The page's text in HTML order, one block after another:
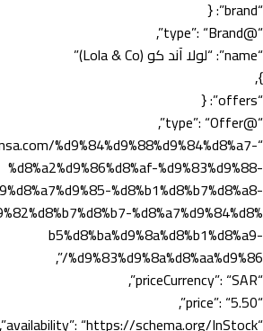
“brand”: {
“@type”: “Brand”,
“name”: “لولا آند كو (Lola & Co)”
},
“offers”: {
“@type”: “Offer”,
%d9%84%d9%88%d9%84%d8%a7-
%d8%a2%d9%86%d8%af-%d9%83%d9%88-
%d8%b1%d8%b7%d8%a8-
%d8%a7%d9%84%d8%
b5%d8%ba%d9%8a%d8%b1%d8%a9-
%d9%83%d9%8a%d8%aa%d9%86/”,
“priceCurrency”: “SAR”,
“price”: “5.50”,
“availability”: “https://schema.org/InStock”,